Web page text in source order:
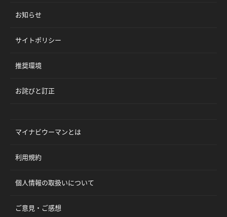
お知らせ
サイトポリシー
推奨環境
お詫びと訂正
マイナビウーマンとは
利用規約
個人情報の取扱いについて
ご意見・ご感想